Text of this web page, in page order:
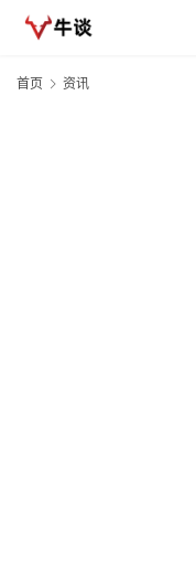
首页 资讯